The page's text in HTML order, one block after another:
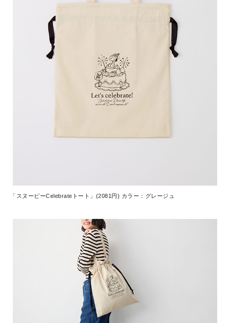
「スヌーピーCelebrateトート」(2081円) カラー：グレージュ